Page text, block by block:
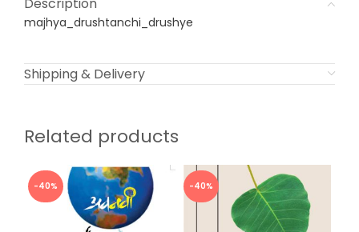
majhya_drushtanchi_drushye
Shipping & Delivery
Related products
-40% -40%